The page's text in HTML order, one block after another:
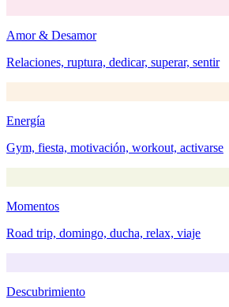
Amor & Desamor
Relaciones, ruptura, dedicar, superar, sentir
Energía
Gym, fiesta, motivación, workout, activarse
Momentos
Road trip, domingo, ducha, relax, viaje
Descubrimiento